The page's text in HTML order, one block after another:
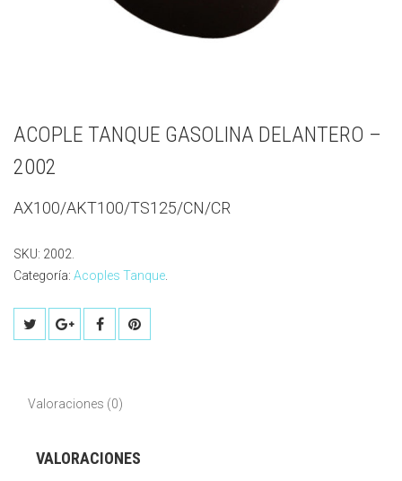
ACOPLE TANQUE GASOLINA DELANTERO –
2002
AX100/AKT100/TS125/CN/CR
SKU: 2002
Categoría: Acoples Tanque
Valoraciones (0)
VALORACIONES